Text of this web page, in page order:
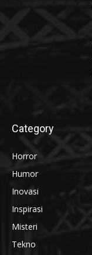
Category
Horror
Humor
Inovasi
Inspirasi
Misteri
Tekno